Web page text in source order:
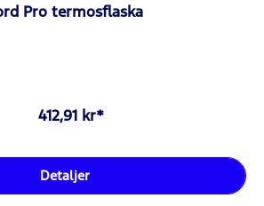
Pro termosflaska
412,91 kr*
Detaljer